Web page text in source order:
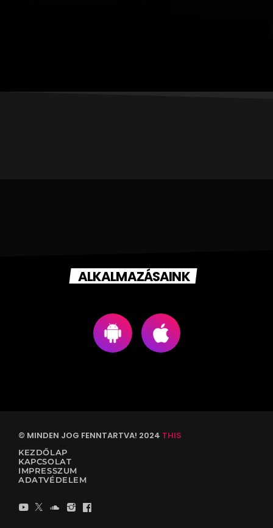
ALKALMAZÁSAINK
© MINDEN JOG FENNTARTVA! 2024 THIS
KEZDŐLAP
KAPCSOLAT
IMPRESSZUM
ADATVÉDELEM